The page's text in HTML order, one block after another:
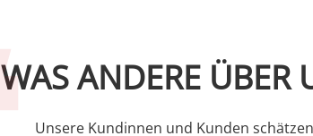
WAS ANDERE ÜBER
Unsere Kundinnen und Kunden